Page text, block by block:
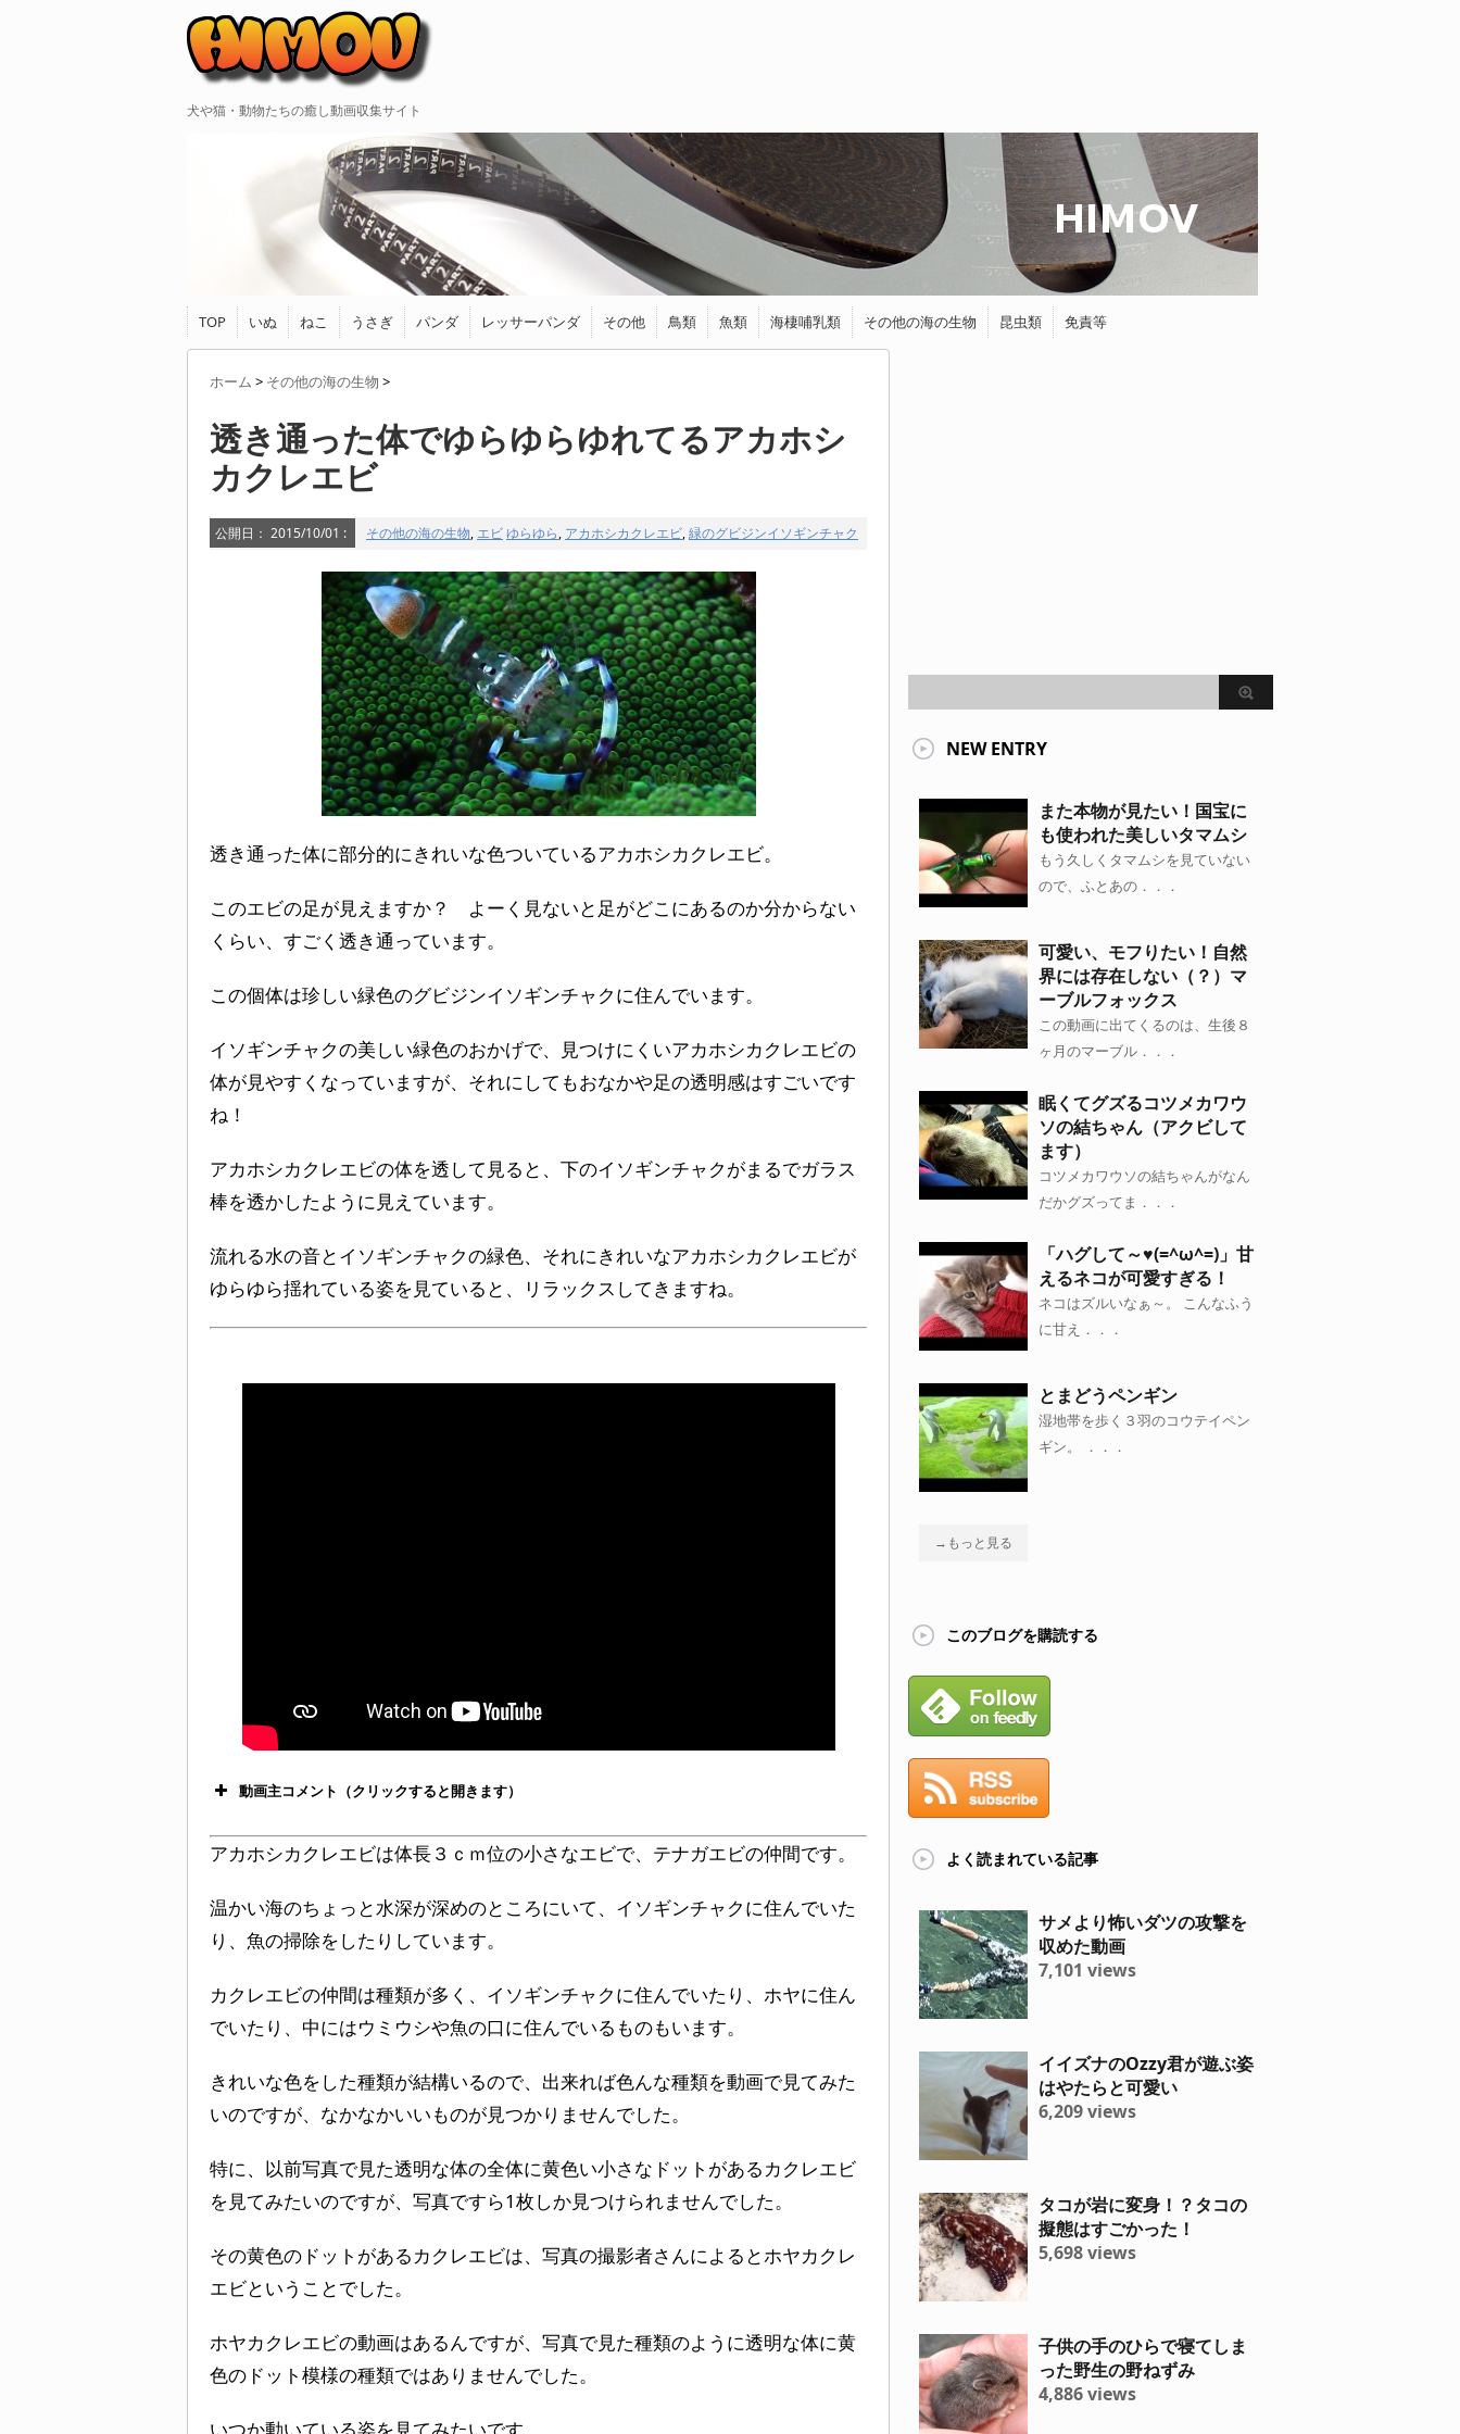
犬や猫・動物たちの癒し動画収集サイト
TOP いぬ ねこ うさぎ パンダ レッサーパンダ
その他
トラ
ライオン
ジャガー
チーター
オセロット
ゾウ
くま
キツネ
フェネック
馬・ロバ
シカ
ヤギ
カワウソ
イイズナ
クアッカワラビー
リス
モモンガ
ハリネズミ
ヤマネ
ねずみ・モルモット
ワニ類
カメレオン
カモノハシ
鳥類
アオバト
アヒル
インコ
ウグイス
うずら
キーウィ
ケツァール
ハチドリ
フクロウ＆ミミ
ブンチョウ
ペンギン
メジロ
魚類
ダツ
トランスルーセ
海棲哺乳類
アザラシ
アシカ
イルカ
シャチ
ラッコ
その他の海の生物
イカ
ウミウシ
エビ
カニ
タコ
昆虫類
免責等
ホーム > その他の海の生物 >
透き通った体でゆらゆらゆれてるアカホシ
カクレエビ
公開日： 2015/10/01 : その他の海の生物, エビゆらゆら, アカホシカクレエビ,緑のグビジンイソギンチャク
透き通った体に部分的にきれいな色ついているアカホシカクレエビ。
このエビの足が見えますか？ よーく見ないと足がどこにあるのか分からない
くらい、すごく透き通っています。
この個体は珍しい緑色のグビジンイソギンチャクに住んでいます。
イソギンチャクの美しい緑色のおかげで、見つけにくいアカホシカクレエビの
体が見やすくなっていますが、それにしてもおなかや足の透明感はすごいです
ね！
アカホシカクレエビの体を透して見ると、下のイソギンチャクがまるでガラス
棒を透かしたように見えています。
流れる水の音とイソギンチャクの緑色、それにきれいなアカホシカクレエビが
ゆらゆら揺れている姿を見ていると、リラックスしてきますね。
動画主コメント（クリックすると開きます）
アカホシカクレエビは体長３ｃｍ位の小さなエビで、テナガエビの仲間です。
温かい海のちょっと水深が深めのところにいて、イソギンチャクに住んでいた
り、魚の掃除をしたりしています。
カクレエビの仲間は種類が多く、イソギンチャクに住んでいたり、ホヤに住ん
でいたり、中にはウミウシや魚の口に住んでいるものもいます。
きれいな色をした種類が結構いるので、出来れば色んな種類を動画で見てみた
いのですが、なかなかいいものが見つかりませんでした。
特に、以前写真で見た透明な体の全体に黄色い小さなドットがあるカクレエビ
を見てみたいのですが、写真ですら1枚しか見つけられませんでした。
その黄色のドットがあるカクレエビは、写真の撮影者さんによるとホヤカクレ
エビということでした。
ホヤカクレエビの動画はあるんですが、写真で見た種類のように透明な体に黄
色のドット模様の種類ではありませんでした。
NEW ENTRY
また本物が見たい！国宝に
も使われた美しいタマムシ
もう久しくタマムシを見ていない
ので、ふとあの．．．
可愛い、モフりたい！自然
界には存在しない（？）マ
ーブルフォックス
この動画に出てくるのは、生後８
ヶ月のマーブル．．．
眠くてグズるコツメカワウ
ソの結ちゃん（アクビして
ます）
コツメカワウソの結ちゃんがなん
だかグズってま．．．
「ハグして～♥(=^ω^=)」甘
えるネコが可愛すぎる！
ネコはズルいなぁ～。 こんなふう
に甘え．．．
とまどうペンギン
湿地帯を歩く３羽のコウテイペン
ギン。 ．．．
→もっと見る
このブログを購読する
よく読まれている記事
サメより怖いダツの攻撃を
収めた動画
7,101 views
イイズナのOzzy君が遊ぶ姿
はやたらと可愛い
6,209 views
タコが岩に変身！？タコの
擬態はすごかった！
5,698 views
子供の手のひらで寝てしま
った野生の野ねずみ
4,886 views